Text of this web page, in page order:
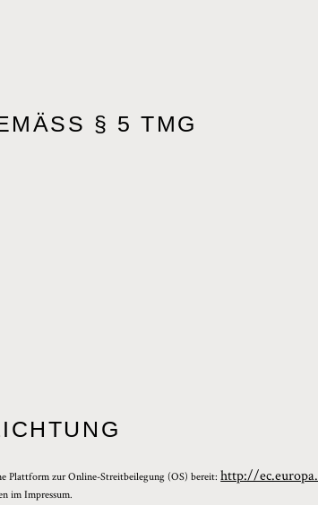
§ 5 TMG
Plattform zur Online-Streitbeilegung (OS) bereit:http://
im Impressum.